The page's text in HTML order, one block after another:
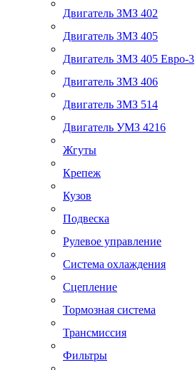
Двигатель ЗМЗ 402
Двигатель ЗМЗ 405
Двигатель ЗМЗ 405 Евро-3
Двигатель ЗМЗ 406
Двигатель ЗМЗ 514
Двигатель УМЗ 4216
Жгуты
Крепеж
Кузов
Подвеска
Рулевое управление
Система охлаждения
Сцепление
Тормозная система
Трансмиссия
Фильтры